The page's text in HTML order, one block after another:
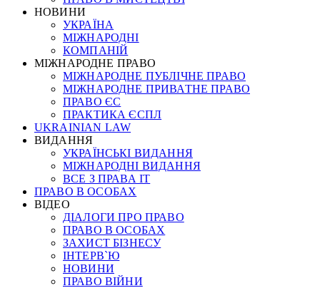
НОВИНИ
УКРАЇНА
МІЖНАРОДНІ
КОМПАНІЙ
МІЖНАРОДНЕ ПРАВО
МІЖНАРОДНЕ ПУБЛІЧНЕ ПРАВО
МІЖНАРОДНЕ ПРИВАТНЕ ПРАВО
ПРАВО ЄС
ПРАКТИКА ЄСПЛ
UKRAINIAN LAW
ВИДАННЯ
УКРАЇНСЬКІ ВИДАННЯ
МІЖНАРОДНІ ВИДАННЯ
ВСЕ З ПРАВА ІТ
ПРАВО В ОСОБАХ
ВІДЕО
ДІАЛОГИ ПРО ПРАВО
ПРАВО В ОСОБАХ
ЗАХИСТ БІЗНЕСУ
ІНТЕРВ`Ю
НОВИНИ
ПРАВО ВІЙНИ